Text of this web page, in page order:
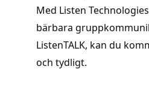
Med Listen
bärbara
ListenTALK, kan du
och tydligt.